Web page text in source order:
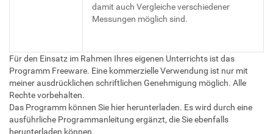
damit auch Vergleiche verschiedener
Messungen möglich sind.
Für den Einsatz im Rahmen Ihres eigenen Unterrichts ist das
Programm Freeware. Eine kommerzielle Verwendung ist nur mit
meiner ausdrücklichen schriftlichen Genehmigung möglich. Alle
Rechte vorbehalten.
Das Programm können Sie hier herunterladen. Es wird durch eine
ausführliche Programmanleitung ergänzt, die Sie ebenfalls
herunterladen können.